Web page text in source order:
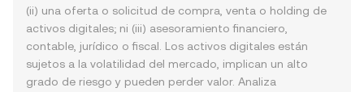
(ii) una oferta o solicitud de compra, venta o holding de
activos digitales; ni (iii) asesoramiento financiero,
contable, jurídico o fiscal. Los activos digitales están
sujetos a la volatilidad del mercado, implican un alto
grado de riesgo y pueden perder valor. Analiza